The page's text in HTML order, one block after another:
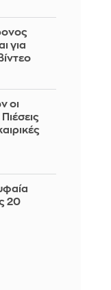
για
οι
20